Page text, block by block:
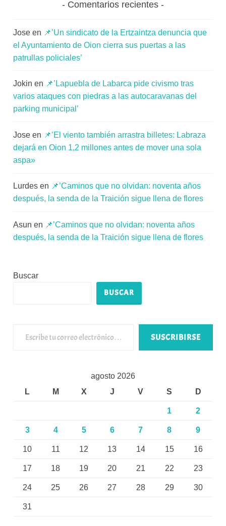
Comentarios recientes
Jose en 📌’Un sindicato de la Ertzaintza denuncia que
el Ayuntamiento de Oion cierra sus puertas a las
patrullas policiales’
Jokin en 📌’Lapuebla de Labarca pide civismo tras
varios ataques con piedras a las autocaravanas del
parking municipal’
Jose en 📌’El viento también arrastra billetes: Labraza
dejará en Oion 1,2 millones antes de mover una sola
aspa»
Lurdes en 📌’Caminos que no olvidan: noventa años
después, la senda de la Traición sigue llena de flores
Asun en 📌’Caminos que no olvidan: noventa años
después, la senda de la Traición sigue llena de flores
Buscar
BUSCAR
SUSCRIBIRSE
agosto 2026
L
M X J V S D
1 2
3 4 5 6 7 8 9
10 11 12 13 14 15 16
17 18 19 20 21 22 23
24 25 26 27 28 29 30
31